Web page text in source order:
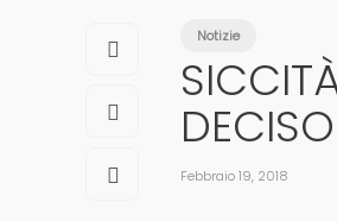
Notizie
DECISO
Febbraio 19, 2018